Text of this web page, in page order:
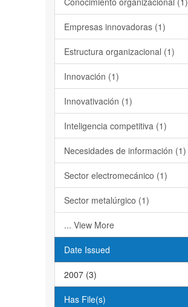
Empresas innovadoras (1)
Estructura organizacional (1)
Innovación (1)
Innovativación (1)
Inteligencia competitiva (1)
Necesidades de información (1)
Sector electromecánico (1)
Sector metalúrgico (1)
... View More
Date Issued
2007 (3)
Has File(s)